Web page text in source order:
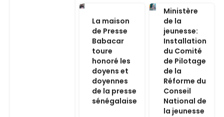
La maison
de Presse
Babacar
toure
honoré les
doyens et
doyennes
de la presse
sénégalaise
Ministère
de la
jeunesse:
Installation
du Comité
de Pilotage
de la
Réforme du
Conseil
National de
la jeunesse